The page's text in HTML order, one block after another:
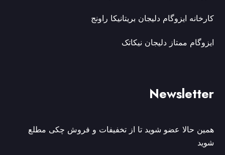
کارخانه ایزوگام دلیجان بریتانیکا راونج
ایزوگام ممتاز دلیجان نیکاتک
Newsletter
همین حالا عضو شوید تا از تخفیفات و فروش چکی مطلع
شوید